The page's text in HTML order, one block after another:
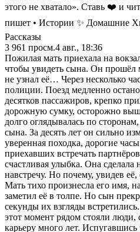
этого не хватало». Ставь ❤️ и
пишет • Истории ✨ Домашние
Рассказы
3 961 просм.4 авг., 18:36
Пожилая мать приехала на
чтобы увидеть сына. Он прошёл
не узнал её… Через несколько
полиции. Поезд медленно
десятков пассажиров, крепко
дорожную сумку, осторожно
долго оглядывалась по
сына. За десять лет он сильно
уверенная походка, дорогие
приехавших встречать
счастливая улыбка. Она сделала
навстречу. Но почему, увидев
Мать тихо произнесла его имя,
заметил её в толпе. Но сын
секунды их взгляды
этот момент рядом стояли люди,
карьеру много лет.